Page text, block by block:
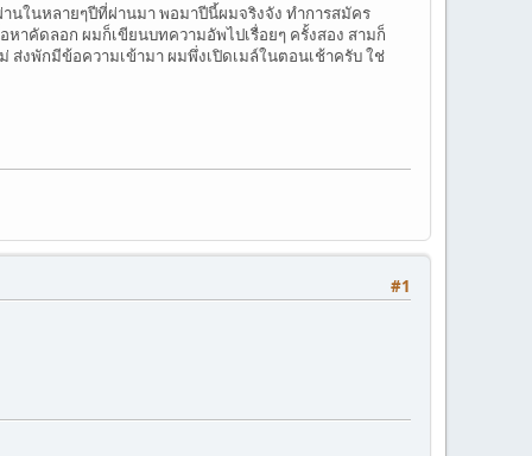
นในหลายๆปีที่ผ่านมา พอมาปีนี้ผมจริงจัง ทำการสมัคร
าคัดลอก ผมก็เขียนบทความอัพไปเรื่อยๆ ครั้งสอง สามก็
ส่งพักมีข้อความเข้ามา ผมพึ่งเปิดเมล์ในตอนเช้าครับ ใช่
#1